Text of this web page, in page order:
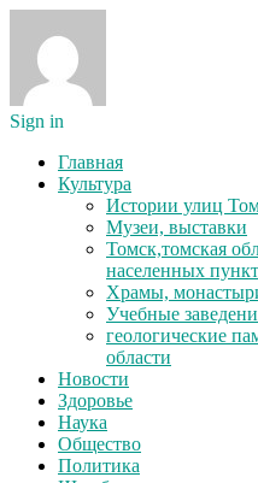
Sign in
Главная
Культура
Истории улиц
Музеи, выставки
Томск,томская
населенных
Храмы,
Учебные
геологические
области
Новости
Здоровье
Наука
Общество
Политика